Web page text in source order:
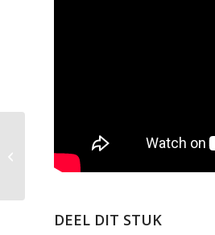
DEEL DIT STUK
netwerk eenvoudig
met Cloud Managed